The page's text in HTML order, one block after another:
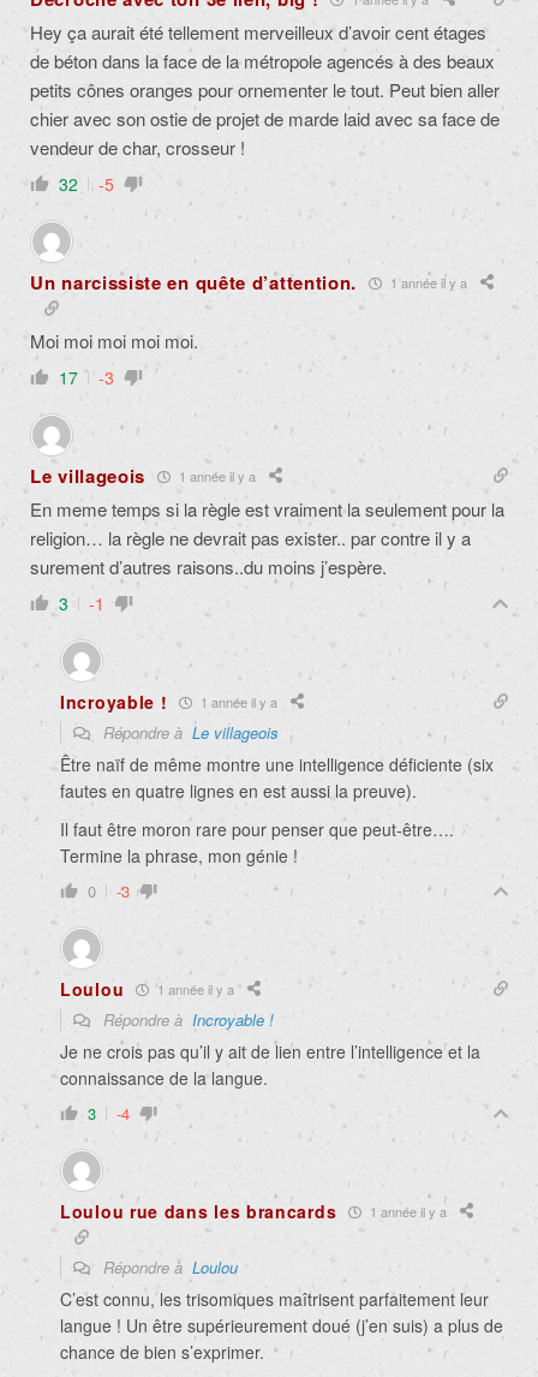
Hey ça aurait été tellement merveilleux d’avoir cent étages
de béton dans la face de la métropole agencés à des beaux
petits cônes oranges pour ornementer le tout. Peut bien aller
chier avec son ostie de projet de marde laid avec sa face de
vendeur de char, crosseur !
32 -5
Un narcissiste en quête d’attention. 1 année il y a
Moi moi moi moi moi.
17 -3
Le villageois 1 année il y a
En meme temps si la règle est vraiment la seulement pour la
religion… la règle ne devrait pas exister.. par contre il y a
surement d’autres raisons..du moins j’espère.
3 -1
Incroyable ! 1 année il y a
Répondre à Le villageois
Être naïf de même montre une intelligence déficiente (six
fautes en quatre lignes en est aussi la preuve).
Il faut être moron rare pour penser que peut-être….
Termine la phrase, mon génie !
0 -3
Loulou 1 année il y a
Répondre à Incroyable !
Je ne crois pas qu’il y ait de lien entre l’intelligence et la
connaissance de la langue.
3 -4
Loulou rue dans les brancards 1 année il y a
Répondre à Loulou
C’est connu, les trisomiques maîtrisent parfaitement leur
langue ! Un être supérieurement doué (j’en suis) a plus de
chance de bien s’exprimer.